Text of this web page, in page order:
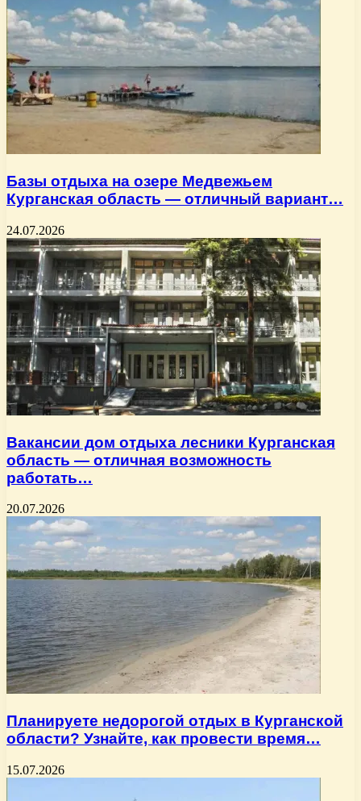
Базы отдыха на озере Медвежьем
Курганская область — отличный вариант…
24.07.2026
Вакансии дом отдыха лесники Курганская
область — отличная возможность
работать…
20.07.2026
Планируете недорогой отдых в Курганской
области? Узнайте, как провести время…
15.07.2026